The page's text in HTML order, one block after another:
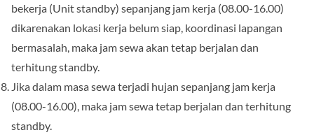
bekerja (Unit standby) sepanjang jam kerja (08.00-16.00)
dikarenakan lokasi kerja belum siap, koordinasi lapangan
bermasalah, maka jam sewa akan tetap berjalan dan
terhitung standby.
Jika dalam masa sewa terjadi hujan sepanjang jam kerja
(08.00-16.00), maka jam sewa tetap berjalan dan terhitung
standby.